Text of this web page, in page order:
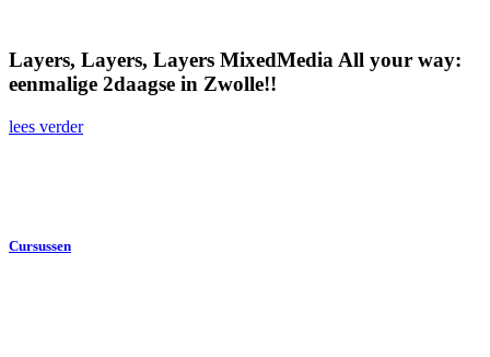
Layers, Layers, Layers MixedMedia All your way:
eenmalige 2daagse in Zwolle!!
lees verder
Cursussen